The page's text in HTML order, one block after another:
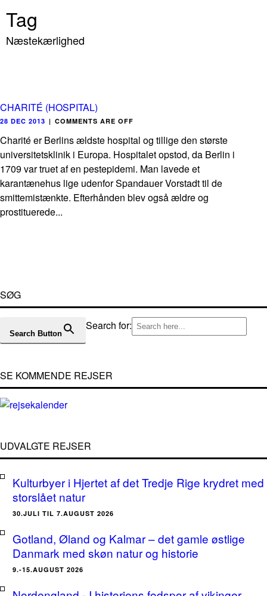
Tag
Næstekærlighed
CHARITÉ (HOSPITAL)
28 DEC 2013 | COMMENTS ARE OFF
Charité er Berlins ældste hospital og tillige den største
universitetsklinik i Europa. Hospitalet opstod, da Berlin i
1709 var truet af en pestepidemi. Man lavede et
karantænehus lige udenfor Spandauer Vorstadt til de
smittemistænkte. Efterhånden blev også ældre og
prostituerede...
SØG
Search for:
Search Button
SE KOMMENDE REJSER
UDVALGTE REJSER
Kulturbyer i Hjertet af det Tredje Rige krydret med
storslået natur
30.JULI TIL 7.AUGUST 2026
Gotland, Øland og Kalmar – det gamle østlige
Danmark med skøn natur og historie
9.-15.AUGUST 2026